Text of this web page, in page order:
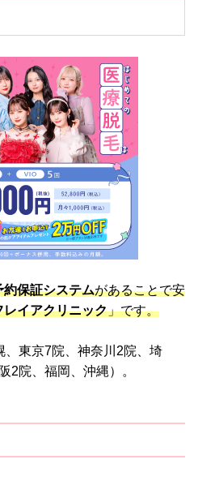
約保証システムがあることで安
レイアクリニック」です。
、東京7院、神奈川2院、埼
2院、福岡、沖縄）。